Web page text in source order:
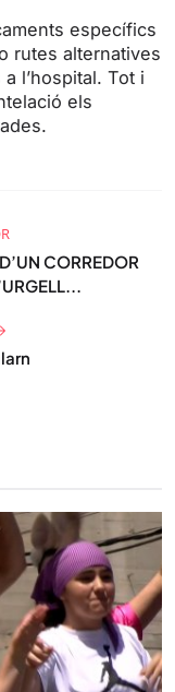
e
n
específics
rutes alternatives
l’hospital. Tot i
els
CORREDOR